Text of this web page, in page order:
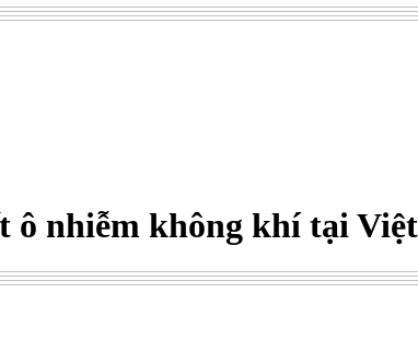
ô nhiễm không khí tại